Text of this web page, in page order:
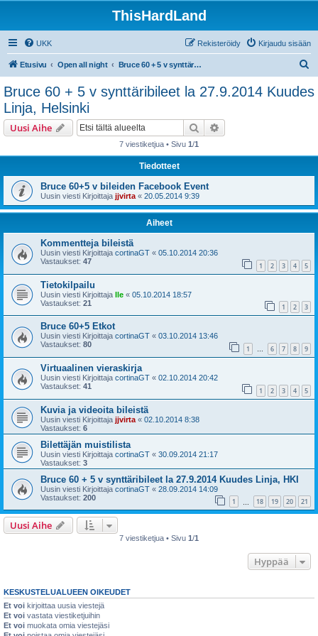
ThisHardLand
UKK Kirjaudu sisään
Rekisteröidy
Etusivu Open all night Bruce 60 + 5 v synttäribileet la 27.9.2014 Kuudes Linja, Helsinki
s
Bruce 60 + 5 v synttäribileet la 27.9.2014 Kuudes
Linja, Helsinki
Uusi Aihe Etsi
7 viestiketjua • Sivu 1/1
Tiedotteet
Bruce 60+5 v bileiden Facebook Event
Uusin viesti Kirjoittaja jjvirta « 20.05.2014 9:39
Aiheet
Kommentteja bileistä
Uusin viesti Kirjoittaja cortinaGT « 05.10.2014 20:36
Vastaukset: 47 1 2 3 4 5
Tietokilpailu
Uusin viesti Kirjoittaja Ile « 05.10.2014 18:57
Vastaukset: 21 1 2 3
Bruce 60+5 Etkot
Uusin viesti Kirjoittaja cortinaGT « 03.10.2014 13:46
Vastaukset: 80 1 … 6 7 8 9
Virtuaalinen vieraskirja
Uusin viesti Kirjoittaja cortinaGT « 02.10.2014 20:42
Vastaukset: 41 1 2 3 4 5
Kuvia ja videoita bileistä
Uusin viesti Kirjoittaja jjvirta « 02.10.2014 8:38
Vastaukset: 6
Bilettäjän muistilista
Uusin viesti Kirjoittaja cortinaGT « 30.09.2014 21:17
Vastaukset: 3
Bruce 60 + 5 v synttäribileet la 27.9.2014 Kuudes Linja, HKI
Uusin viesti Kirjoittaja cortinaGT « 28.09.2014 14:09
Vastaukset: 200 1 18 19 20 21
Uusi Aihe
7 viestiketjua • Sivu 1 /1
Hyppää
KESKUSTELUALUEEN OIKEUDET
Et voi kirjoittaa uusia viestejä
Et voi vastata viestiketjuihin
Et voi muokata omia viestejäsi